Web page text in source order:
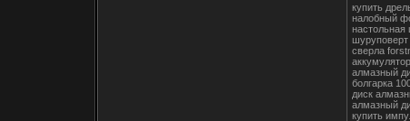
купить
налобный
настольная
шуруповерт
сверла
алмазный
болгарка
диск
алмазный
купить